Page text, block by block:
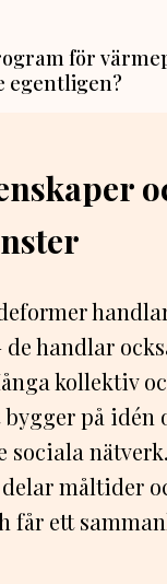
för
egentligen?
handlar
kollektiv
på idén
sociala
måltider
får ett